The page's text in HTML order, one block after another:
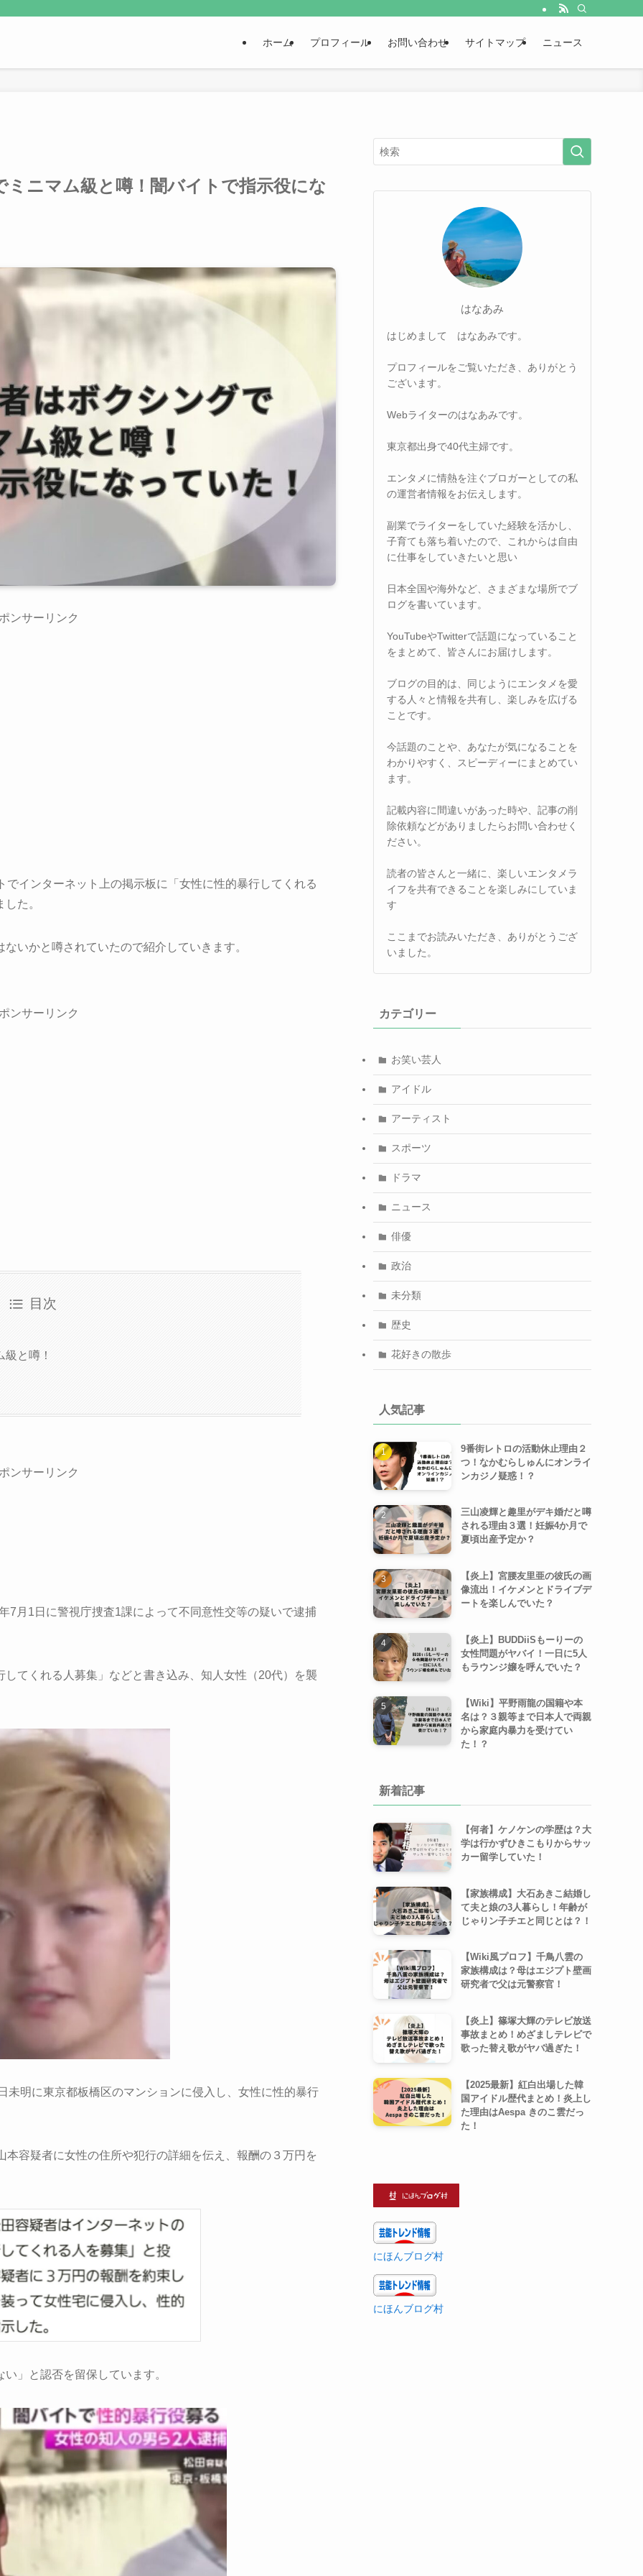
ホーム プロフィール お問い合わせ サイトマップ ニュース
ニマム級と噂！闇バイトで指示役にな
ンサーリンク
インターネット上の掲示板に「女性に性的暴行してくれる
た。
いかと噂されていたので紹介していきます。
ンサーリンク
目次
と噂！
ンサーリンク
7月1日に警視庁捜査1課によって不同意性交等の疑いで逮捕
てくれる人募集」などと書き込み、知人女性（20代）を襲
未明に東京都板橋区のマンションに侵入し、女性に性的暴行
容疑者に女性の住所や犯行の詳細を伝え、報酬の３万円を
」と認否を留保しています。
はなあみ
はじめまして はなあみです。
プロフィールをご覧いただき、ありがとう
ございます。
Webライターのはなあみです。
東京都出身で40代主婦です。
エンタメに情熱を注ぐブロガーとしての私
の運営者情報をお伝えします。
副業でライターをしていた経験を活かし、
子育ても落ち着いたので、これからは自由
に仕事をしていきたいと思い
日本全国や海外など、さまざまな場所でブ
ログを書いています。
YouTubeやTwitterで話題になっていること
をまとめて、皆さんにお届けします。
ブログの目的は、同じようにエンタメを愛
する人々と情報を共有し、楽しみを広げる
ことです。
今話題のことや、あなたが気になることを
わかりやすく、スピーディーにまとめてい
ます。
記載内容に間違いがあった時や、記事の削
除依頼などがありましたらお問い合わせく
ださい。
読者の皆さんと一緒に、楽しいエンタメラ
イフを共有できることを楽しみにしていま
す
ここまでお読みいただき、ありがとうござ
いました。
カテゴリー
お笑い芸人
アイドル
アーティスト
スポーツ
ドラマ
ニュース
俳優
政治
未分類
歴史
花好きの散歩
人気記事
9番街レトロの活動休止理由２
つ！なかむらしゅんにオンライ
ンカジノ疑惑！？
三山凌輝と趣里がデキ婚だと噂
される理由３選！妊娠4か月で
夏頃出産予定か？
【炎上】宮腰友里亜の彼氏の画
像流出！イケメンとドライブデ
ートを楽しんでいた？
【炎上】BUDDiiSもーりーの
女性問題がヤバイ！一日に5人
もラウンジ嬢を呼んでいた？
【Wiki】平野雨龍の国籍や本
名は？３親等まで日本人で両親
から家庭内暴力を受けてい
た！？
新着記事
【何者】ケノケンの学歴は？大
学は行かずひきこもりからサッ
カー留学していた！
【家族構成】大石あきこ結婚し
て夫と娘の3人暮らし！年齢が
じゃりン子チエと同じとは？！
【Wiki風プロフ】千鳥八雲の
家族構成は？母はエジプト壁画
研究者で父は元警察官！
【炎上】篠塚大輝のテレビ放送
事故まとめ！めざましテレビで
歌った替え歌がヤバ過ぎた！
【2025最新】紅白出場した韓
国アイドル歴代まとめ！炎上し
た理由はAespa きのこ雲だっ
た！
にほんブログ村
にほんブログ村